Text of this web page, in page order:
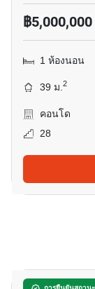
฿5,000,000
1 ห้องนอน
39 ม.2
คอนโด
28